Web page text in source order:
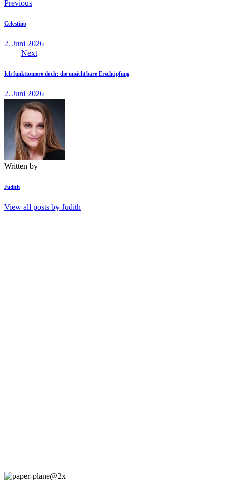
Beitragsnavigation
Previous
Celestino
2. Juni 2026
Next
Ich funktioniere doch: die unsichtbare Erschöpfung
2. Juni 2026
Written by
Judith
View all posts by Judith